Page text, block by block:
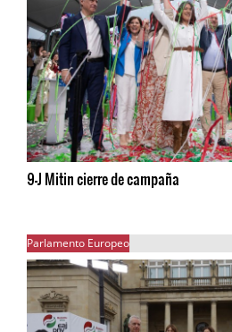
9-J Mitin cierre de campaña
Parlamento Europeo